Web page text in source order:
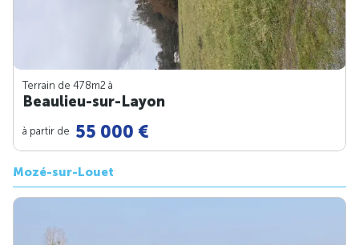
Terrain de 478m2 à
Beaulieu-sur-Layon
à partir de 55 000 €
Mozé-sur-Louet